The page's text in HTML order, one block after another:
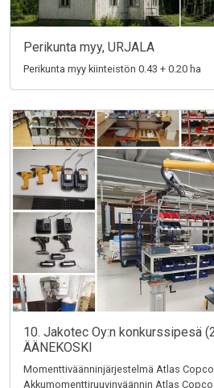
Perikunta myy, URJALA
Perikunta myy kiinteistön 0.43 + 0.20 ha
10. Jakotec Oy:n konkurssipesä
ÄÄNEKOSKI
Momenttiväänninjärjestelmä Atlas
Akkumomenttiruuvinväännin Atlas Copco